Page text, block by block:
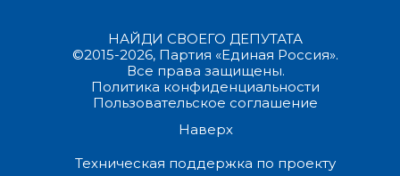
НАЙДИ СВОЕГО ДЕПУТАТА
©2015-2026, Партия «Единая Россия».
Все права защищены.
Политика конфиденциальности
Пользовательское соглашение
Наверх
Техническая поддержка по проекту